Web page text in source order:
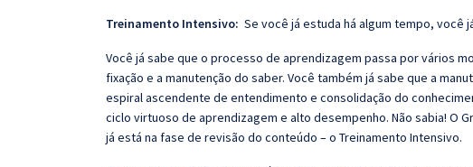
Treinamento Intensivo: Se você já estuda há algum tempo, você
Você já sabe que o processo de aprendizagem passa por vários
fixação e a manutenção do saber. Você também já sabe que a
espiral ascendente de entendimento e consolidação do
ciclo virtuoso de aprendizagem e alto desempenho. Não sabia! O
já está na fase de revisão do conteúdo – o Treinamento Intensivo.